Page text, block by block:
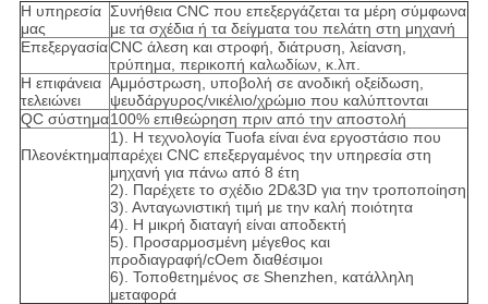
Η υπηρεσία
μας
Συνήθεια CNC που επεξεργάζεται τα μέρη σύμφωνα
με τα σχέδια ή τα δείγματα του πελάτη στη μηχανή
ΕπεξεργασίαCNC άλεση και στροφή, διάτρυση, λείανση,
τρύπημα, περικοπή καλωδίων, κ.λπ.
Η επιφάνεια
τελειώνει
Αμμόστρωση, υποβολή σε ανοδική οξείδωση,
ψευδάργυρος/νικέλιο/χρώμιο που καλύπτονται
QC σύστημα100% επιθεώρηση πριν από την αποστολή
Πλεονέκτημα
1). Η τεχνολογία Tuofa είναι ένα εργοστάσιο που
παρέχει CNC επεξεργαμένος την υπηρεσία στη
μηχανή για πάνω από 8 έτη
2). Παρέχετε το σχέδιο 2D&3D για την τροποποίηση
3). Ανταγωνιστική τιμή με την καλή ποιότητα
4). Η μικρή διαταγή είναι αποδεκτή
5). Προσαρμοσμένη μέγεθος και
προδιαγραφή/cOem διαθέσιμοι
6). Τοποθετημένος σε Shenzhen, κατάλληλη
μεταφορά